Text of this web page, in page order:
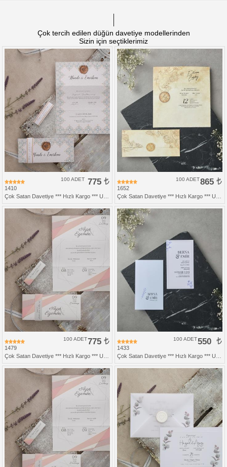
Çok tercih edilen düğün davetiye modellerinden
Sizin için seçtiklerimiz
1410
775
100 ADET
1652
865
100 ADET
1479
775
100 ADET
1433
550
100 ADET